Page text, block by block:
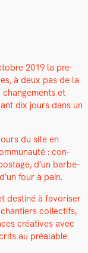
2019 la pre­
à deux pas de la
et
dix jours dans un
du site en
: con­
d’un bar­be­
four à pain.
des­tiné à favoris­er
col­lec­tifs,
créa­tives avec
au préal­able.